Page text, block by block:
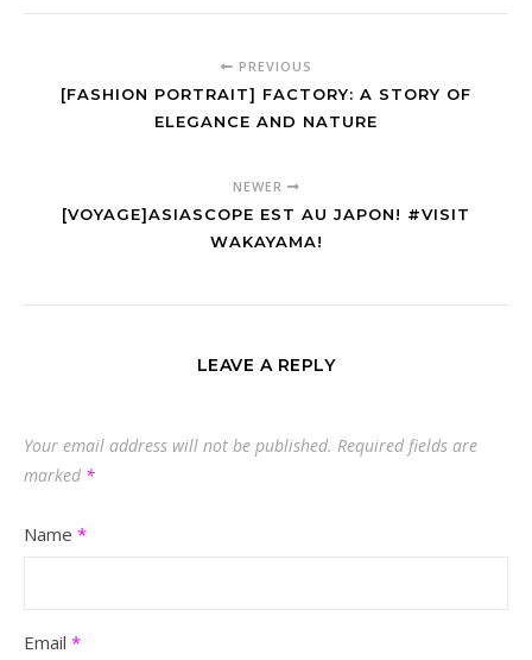
PREVIOUS
[FASHION PORTRAIT] FACTORY: A STORY OF
ELEGANCE AND NATURE
NEWER
[VOYAGE]ASIASCOPE EST AU JAPON! #VISIT
WAKAYAMA!
LEAVE A REPLY
Your email address will not be published. Required fields are
marked *
Name *
Email *